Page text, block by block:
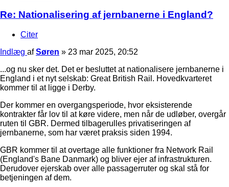
Re: Nationalisering af jernbanerne i England?
Citer
Indlæg afSøren » 23 mar 2025, 20:52
...og nu sker det. Det er besluttet at nationalisere jernbanerne i
England i et nyt selskab: Great British Rail. Hovedkvarteret
kommer til at ligge i Derby.
Der kommer en overgangsperiode, hvor eksisterende
kontrakter får lov til at køre videre, men når de udløber, overgår
ruten til GBR. Dermed tilbagerulles privatiseringen af
jernbanerne, som har været praksis siden 1994.
GBR kommer til at overtage alle funktioner fra Network Rail
(England's Bane Danmark) og bliver ejer af infrastrukturen.
Derudover ejerskab over alle passagerruter og skal stå for
betjeningen af dem.